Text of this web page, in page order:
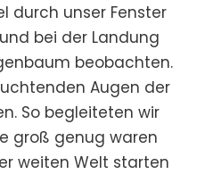
durch unser Fenster
bei der Landung
beobachten.
Augen der
So begleiteten wir
groß genug waren
weiten Welt starten